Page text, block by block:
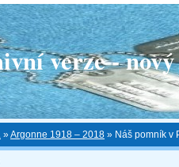
verze - nový
»Argonne 1918 – 2018 » Náš pomník v